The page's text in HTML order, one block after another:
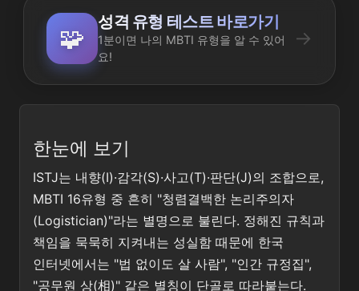
🧩
성격 유형 테스트 바로가기
1분이면 나의 MBTI 유형을 알 수 있어
요!
→
한눈에 보기
ISTJ는 내향(I)·감각(S)·사고(T)·판단(J)의 조합으로,
MBTI 16유형 중 흔히 "청렴결백한 논리주의자
(Logistician)"라는 별명으로 불린다. 정해진 규칙과
책임을 묵묵히 지켜내는 성실함 때문에 한국
인터넷에서는 "법 없이도 살 사람", "인간 규정집",
"공무원 상(相)" 같은 별칭이 단골로 따라붙는다.